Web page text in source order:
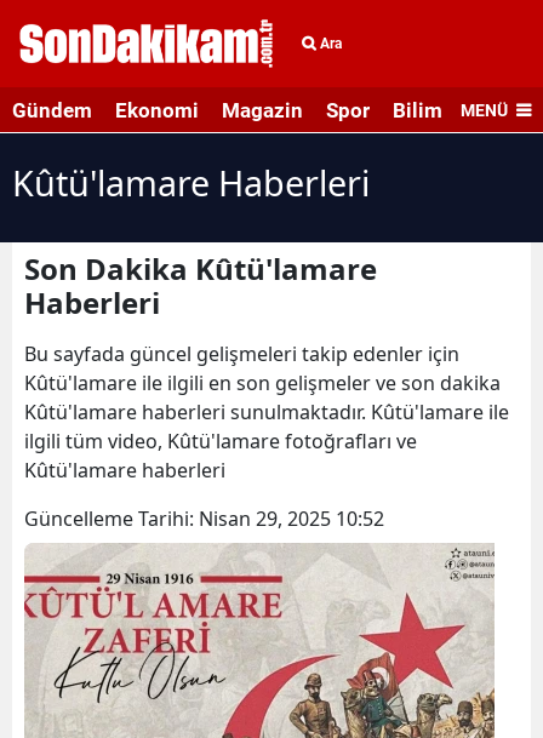
Ara
Gündem Ekonomi Magazin Spor Bilim veMENÜ
Kûtü'lamare Haberleri
Son Dakika Kûtü'lamare
Haberleri
Bu sayfada güncel gelişmeleri takip edenler için
Kûtü'lamare ile ilgili en son gelişmeler ve son dakika
Kûtü'lamare haberleri sunulmaktadır. Kûtü'lamare ile
ilgili tüm video, Kûtü'lamare fotoğrafları ve
Kûtü'lamare haberleri
Güncelleme Tarihi: Nisan 29, 2025 10:52